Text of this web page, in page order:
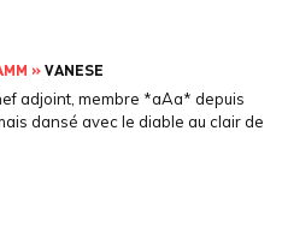
»VANESE
adjoint, membre *aAa* depuis
dansé avec le diable au clair de